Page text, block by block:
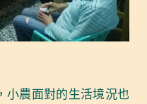
小農面對的生活境況也